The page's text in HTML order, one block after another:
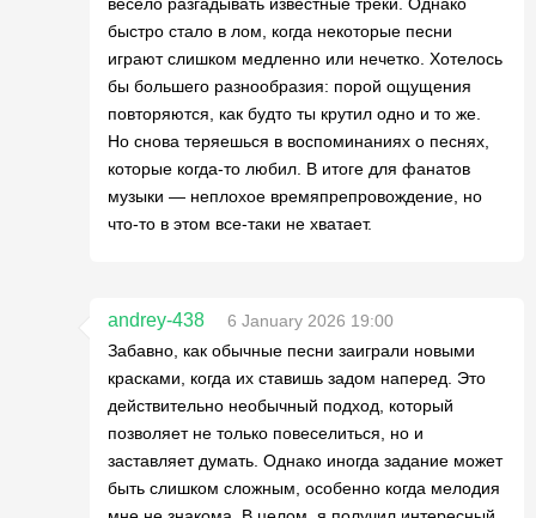
быстро стало в лом, когда некоторые песни
играют слишком медленно или нечетко. Хотелось
бы большего разнообразия: порой ощущения
повторяются, как будто ты крутил одно и то же.
Но снова теряешься в воспоминаниях о песнях,
которые когда-то любил. В итоге для фанатов
музыки — неплохое времяпрепровождение, но
что-то в этом все-таки не хватает.
andrey-438
6 January 2026 19:00
Забавно, как обычные песни заиграли новыми
красками, когда их ставишь задом наперед. Это
действительно необычный подход, который
позволяет не только повеселиться, но и
заставляет думать. Однако иногда задание может
быть слишком сложным, особенно когда мелодия